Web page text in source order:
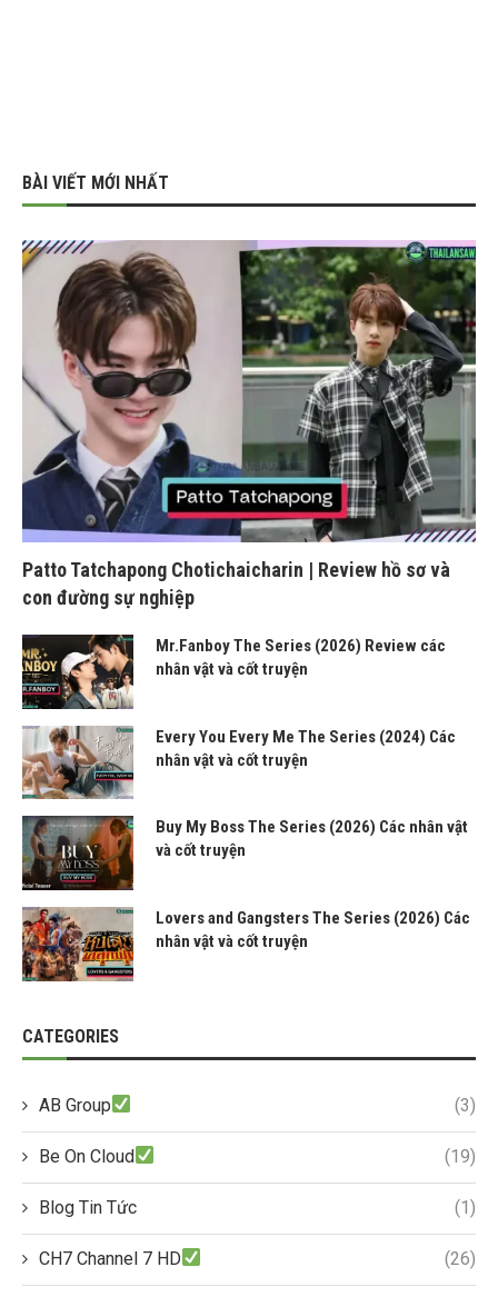
BÀI VIẾT MỚI NHẤT
Patto Tatchapong Chotichaicharin | Review hồ sơ và
con đường sự nghiệp
Mr.Fanboy The Series (2026) Review các
nhân vật và cốt truyện
Every You Every Me The Series (2024) Các
nhân vật và cốt truyện
Buy My Boss The Series (2026) Các nhân vật
và cốt truyện
Lovers and Gangsters The Series (2026) Các
nhân vật và cốt truyện
CATEGORIES
AB Group (3)
Be On Cloud (19)
Blog Tin Tức (1)
CH7 Channel 7 HD (26)